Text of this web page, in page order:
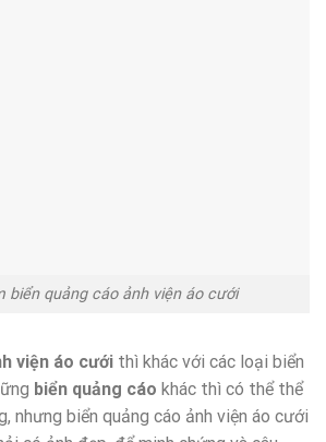
biển quảng cáo ảnh viện áo cưới
viện áo cưới thì khác với các loại biển
biển quảng cáo khác thì có thể thể
nhưng biển quảng cáo ảnh viện áo cưới